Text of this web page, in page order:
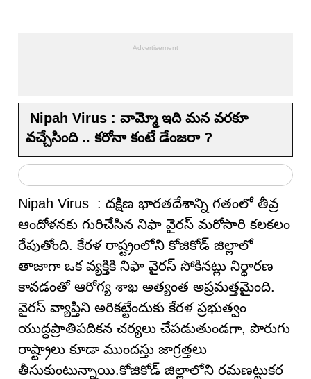
Nipah Virus : వామ్మో ఇది మన వరకూ
వచ్చేసింది .. కరోనా కంటే డేంజరా ?
Nipah Virus : దక్షిణ భారతదేశాన్ని గతంలో తీవ్ర
ఆందోళనకు గురిచేసిన నిఫా వైరస్ మరోసారి కలకలం
రేపుతోంది. కేరళ రాష్ట్రంలోని కోజికోడ్ జిల్లాలో
తాజాగా ఒక వ్యక్తికి నిఫా వైరస్ సోకినట్లు నిర్ధారణ
కావడంతో ఆరోగ్య శాఖ అత్యంత అప్రమత్తమైంది.
వైరస్ వ్యాప్తిని అరికట్టేందుకు కేరళ ప్రభుత్వం
యుద్ధప్రాతిపదికన చర్యలు చేపడుతుండగా, పొరుగు
రాష్ట్రాలు కూడా ముందస్తు జాగ్రత్తలు
తీసుకుంటున్నాయి.కోజికోడ్ జిల్లాలోని రమణట్టుకర